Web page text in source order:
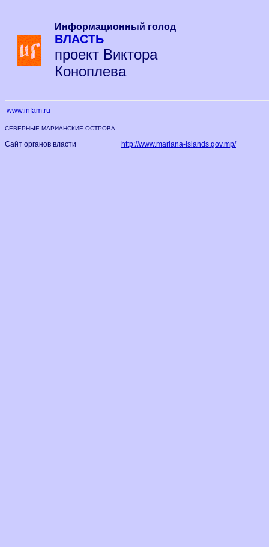
Информационный голод
ВЛАСТЬ
проект Виктора
Коноплева
www.infam.ru
СЕВЕРНЫЕ МАРИАНСКИЕ ОСТРОВА
Сайт органов власти http://www.mariana-islands.gov.mp/